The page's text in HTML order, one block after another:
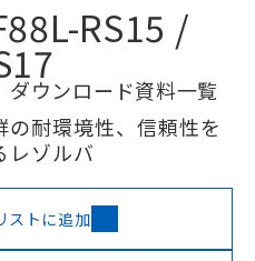
RS15 /
ダウンロード資料一覧
の耐環境性、信頼性を
レゾルバ
ストに追加